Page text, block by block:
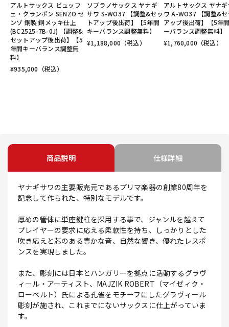
アルトサックス ビュッフ
ェ・クランポン SENZO セ
ンゾ 銅製 銅メッキ仕上
(BC2525-7B-0J) 【調整&
セットアップ後出荷】【5
年間キーバランス調整無
料】
¥935,000 （税込）
ソプラノサックス ヤナギ
サワ S-WO37 【調整&セッ
トアップ後出荷】【5年間
キーバランス調整無料】
¥1,188,000 （税込）
アルトサックス ヤナ
ワ A-WO37 【調整&
アップ後出荷】【5年
ーバランス調整無料】
¥1,760,000 （税込）
商品説明 仕様詳細
ヤナギサワの主要販売元であるプリマ楽器の創業80周年を
記念して作られた、特別なモデルです。
厚めの管体に単座鍵柱を採用する事で、ジャンルを越えて
プレイヤーの要求に応える柔軟性を持ち、しっかりとした
吹き応えと芯のある豊かな音、自然な響き、優れたレスポ
ンスを実現しました。
また、彫刻には日本とハンガリーを拠点に活動するグラヴ
ィール・アーティスト、MAJZIK ROBERT（マイゼィク・
ローベルト）氏による孔雀をモチーフにしたグラヴィール
彫刻が施され、これまでにないサックスに仕上がっていま
す。